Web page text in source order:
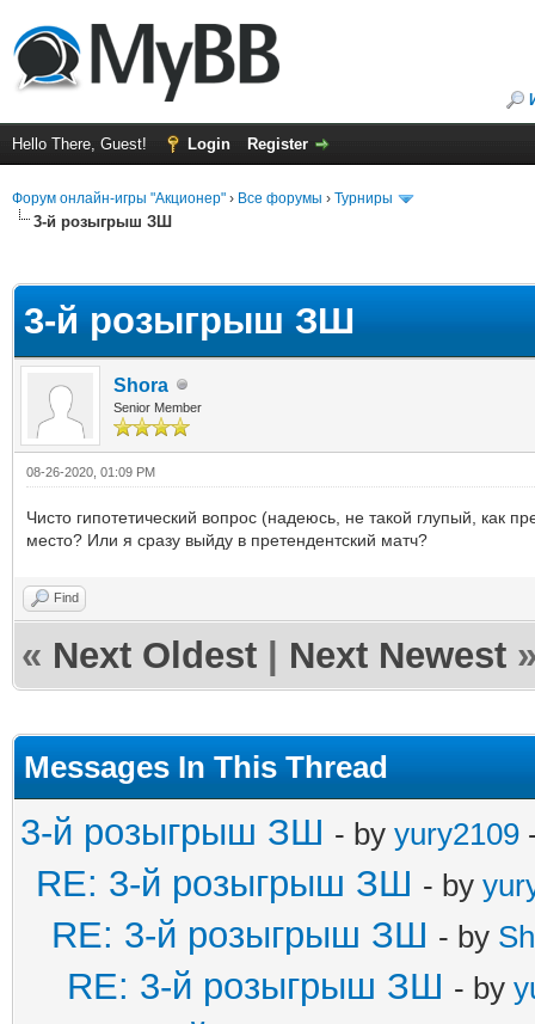
Hello There, Guest! Login Register
Форум онлайн-игры "Акционер" › Все форумы › Турниры
3-й розыгрыш ЗШ
3-й розыгрыш ЗШ
Shora
Senior Member
08-26-2020, 01:09 PM
Чисто гипотетический вопрос (надеюсь, не такой глупый, как
место? Или я сразу выйду в претендентский матч?
Find
« Next Oldest Next Newest
Messages In This Thread
3-й розыгрыш ЗШ - by yury2109
RE: 3-й розыгрыш ЗШ - by
RE: 3-й розыгрыш ЗШ - by
RE: 3-й розыгрыш ЗШ - by